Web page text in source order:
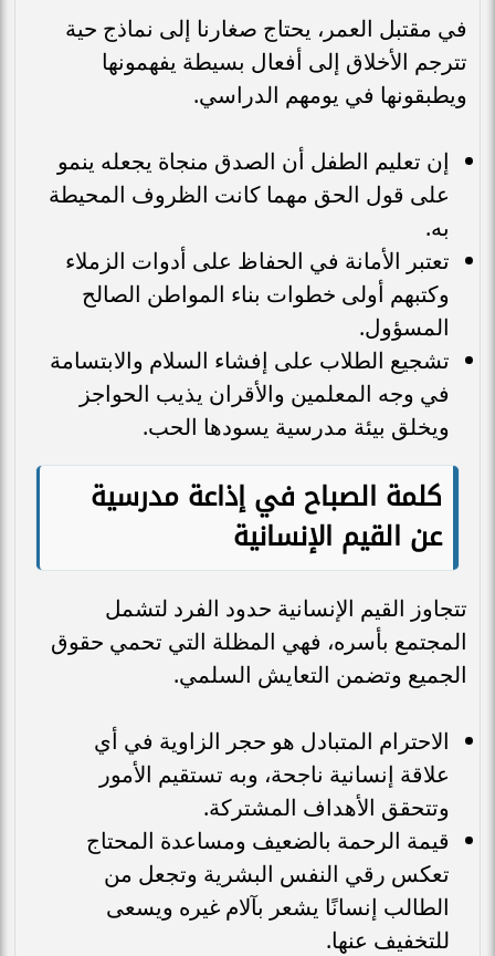
في مقتبل العمر، يحتاج صغارنا إلى نماذج حية
تترجم الأخلاق إلى أفعال بسيطة يفهمونها
ويطبقونها في يومهم الدراسي.
إن تعليم الطفل أن الصدق منجاة يجعله ينمو
على قول الحق مهما كانت الظروف المحيطة
به.
تعتبر الأمانة في الحفاظ على أدوات الزملاء
وكتبهم أولى خطوات بناء المواطن الصالح
المسؤول.
تشجيع الطلاب على إفشاء السلام والابتسامة
في وجه المعلمين والأقران يذيب الحواجز
ويخلق بيئة مدرسية يسودها الحب.
كلمة الصباح في إذاعة مدرسية
عن القيم الإنسانية
تتجاوز القيم الإنسانية حدود الفرد لتشمل
المجتمع بأسره، فهي المظلة التي تحمي حقوق
الجميع وتضمن التعايش السلمي.
الاحترام المتبادل هو حجر الزاوية في أي
علاقة إنسانية ناجحة، وبه تستقيم الأمور
وتتحقق الأهداف المشتركة.
قيمة الرحمة بالضعيف ومساعدة المحتاج
تعكس رقي النفس البشرية وتجعل من
الطالب إنسانًا يشعر بآلام غيره ويسعى
للتخفيف عنها.